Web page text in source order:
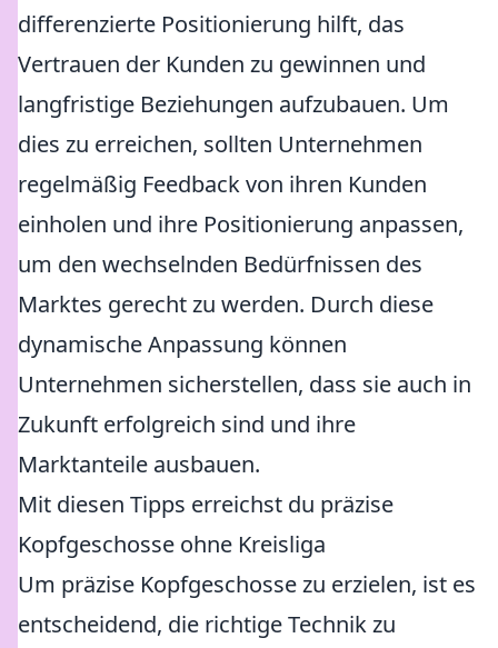
differenzierte Positionierung hilft, das
Vertrauen der Kunden zu gewinnen und
langfristige Beziehungen aufzubauen. Um
dies zu erreichen, sollten Unternehmen
regelmäßig Feedback von ihren Kunden
einholen und ihre Positionierung anpassen,
um den wechselnden Bedürfnissen des
Marktes gerecht zu werden. Durch diese
dynamische Anpassung können
Unternehmen sicherstellen, dass sie auch in
Zukunft erfolgreich sind und ihre
Marktanteile ausbauen.
Mit diesen Tipps erreichst du präzise
Kopfgeschosse ohne Kreisliga
Um präzise Kopfgeschosse zu erzielen, ist es
entscheidend, die richtige Technik zu